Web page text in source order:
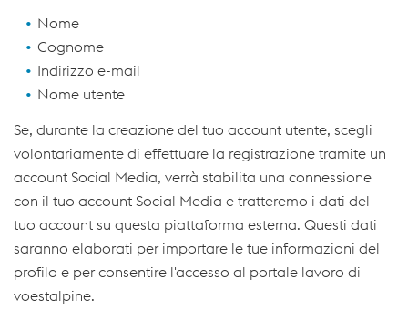
Nome
Cognome
Indirizzo e-mail
Nome utente
Se, durante la creazione del tuo account utente, scegli
volontariamente di effettuare la registrazione tramite un
account Social Media, verrà stabilita una connessione
con il tuo account Social Media e tratteremo i dati del
tuo account su questa piattaforma esterna. Questi dati
saranno elaborati per importare le tue informazioni del
profilo e per consentire l'accesso al portale lavoro di
voestalpine.